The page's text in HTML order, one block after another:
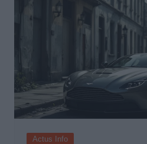
Actus Info